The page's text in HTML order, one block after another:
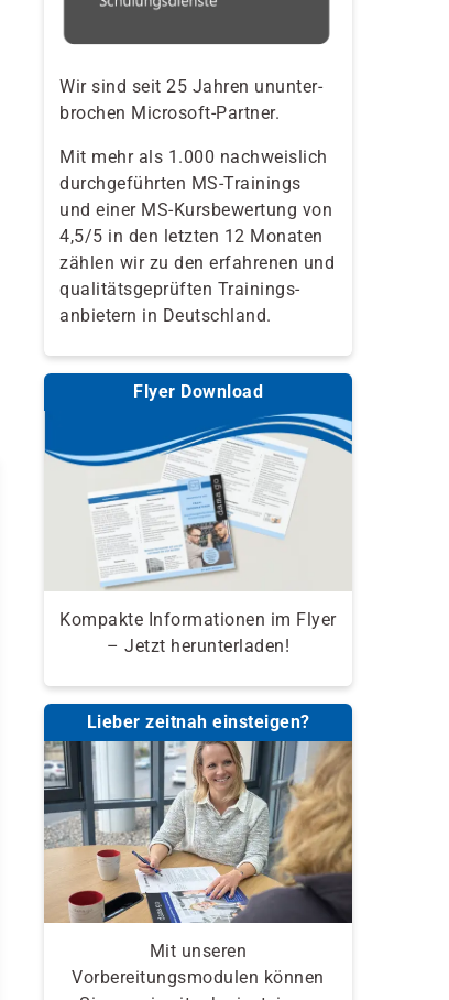
Wir sind seit 25 Jahren ununter-
brochen Microsoft-Partner.
Mit mehr als 1.000 nachweislich
durchgeführten MS-Trainings
und einer MS-Kursbewertung von
4,5/5 in den letzten 12 Monaten
zählen wir zu den erfahrenen und
qualitäts­geprüften Trainings­
anbietern in Deutschland.
Flyer Download
Kompakte Informationen im Flyer
– Jetzt herunterladen!
Lieber zeitnah einsteigen?
Mit unseren
Vorbereitungsmodulen können